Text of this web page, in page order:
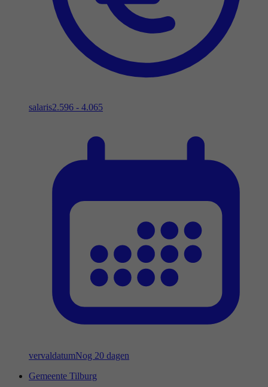
salaris2.596 - 4.065
vervaldatumNog 20 dagen
Gemeente Tilburg